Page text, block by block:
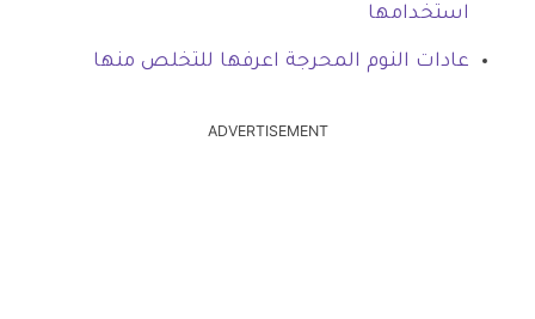
استخدامها
عادات النوم المحرجة اعرفها للتخلص منها
ADVERTISEMENT